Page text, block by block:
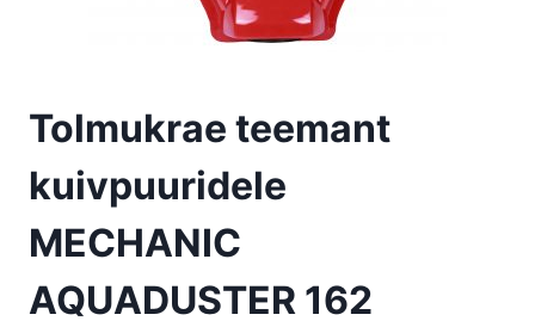
Tolmukrae teemant
kuivpuuridele
MECHANIC
AQUADUSTER 162